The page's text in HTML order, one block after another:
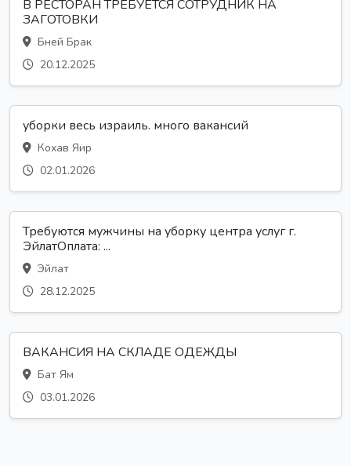
В РЕСТОРАН ТРЕБУЕТСЯ СОТРУДНИК НА
ЗАГОТОВКИ
Бней Брак
20.12.2025
уборки весь израиль. много вакансий
Кохав Яир
02.01.2026
Требуются мужчины на уборку центра услуг г.
ЭйлатОплата: ...
Эйлат
28.12.2025
ВАКАНСИЯ НА СКЛАДЕ ОДЕЖДЫ
Бат Ям
03.01.2026